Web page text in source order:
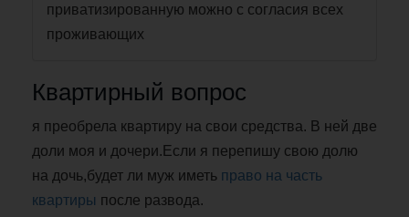
приватизированную можно с согласия всех
проживающих
Квартирный вопрос
я преобрела квартиру на свои средства. В ней две
доли моя и дочери.Если я перепишу свою долю
на дочь,будет ли муж иметь право на часть
квартиры после развода.